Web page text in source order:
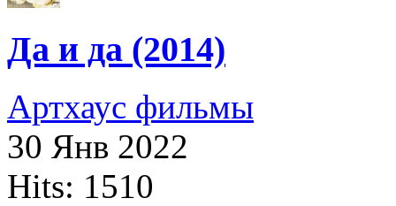
Да и да (2014)
Артхаус фильмы
30 Янв 2022
Hits: 1510